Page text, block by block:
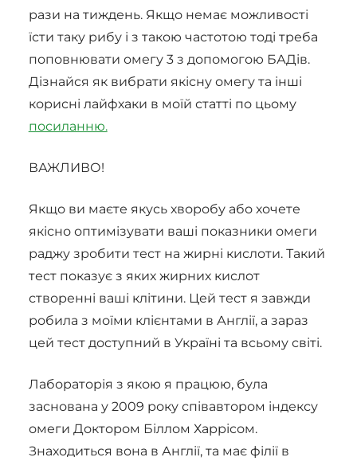
рази на тиждень. Якщо немає можливості
їсти таку рибу і з такою частотою тоді треба
поповнювати омегу 3 з допомогою БАДів.
Дізнайся як вибрати якісну омегу та інші
корисні лайфхаки в моїй статті по цьому
посиланню.
ВАЖЛИВО!
Якщо ви маєте якусь хворобу або хочете
якісно оптимізувати ваші показники омеги
раджу зробити тест на жирні кислоти. Такий
тест показує з яких жирних кислот
створенні ваші клітини. Цей тест я завжди
робила з моїми клієнтами в Англії, а зараз
цей тест доступний в Україні та всьому світі.
Лабораторія з якою я працюю, була
заснована у 2009 року співавтором індексу
омеги Доктором Біллом Харрісом.
Знаходиться вона в Англії, та має філії в